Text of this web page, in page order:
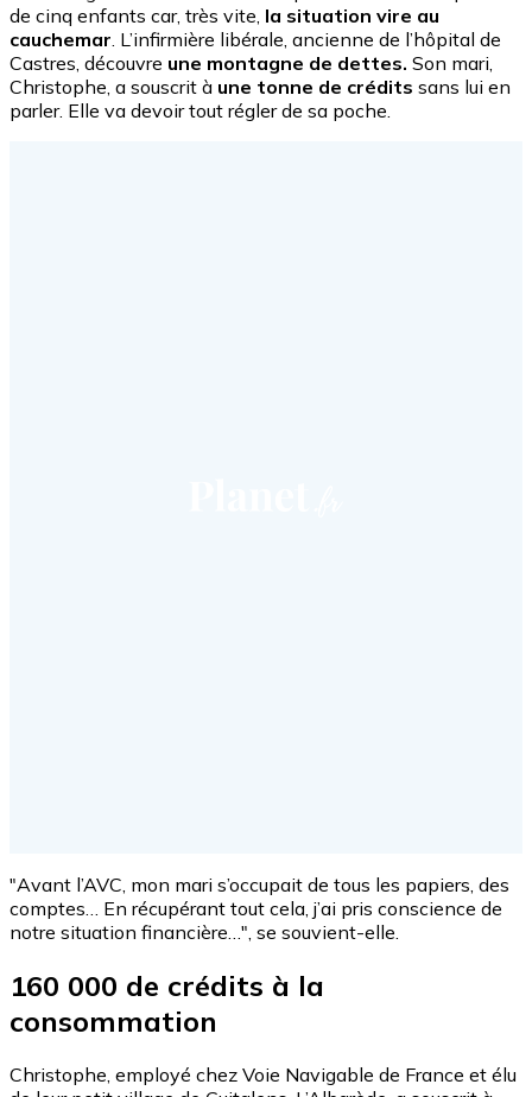
de cinq enfants car, très vite, la situation vire au
cauchemar . L’infirmière libérale, ancienne de l’hôpital de
Castres, découvre une montagne de dettes. Son mari,
Christophe, a souscrit à une tonne de crédits sans lui en
parler. Elle va devoir tout régler de sa poche.
"Avant l’AVC, mon mari s’occupait de tous les papiers, des
comptes… En récupérant tout cela, j’ai pris conscience de
notre situation financière…", se souvient-elle.
160 000 de crédits à la
consommation
Christophe, employé chez Voie Navigable de France et élu